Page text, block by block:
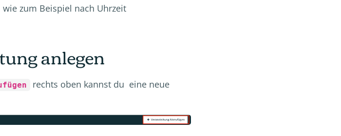
zum Beispiel nach Uhrzeit
anlegen
rechts oben kannst du eine neue